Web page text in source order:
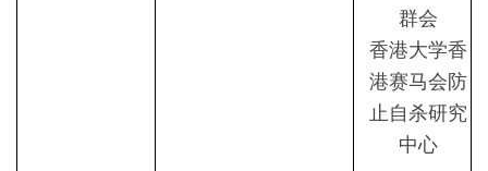
群会
香港大学香
港赛马会防
止自杀研究
中心